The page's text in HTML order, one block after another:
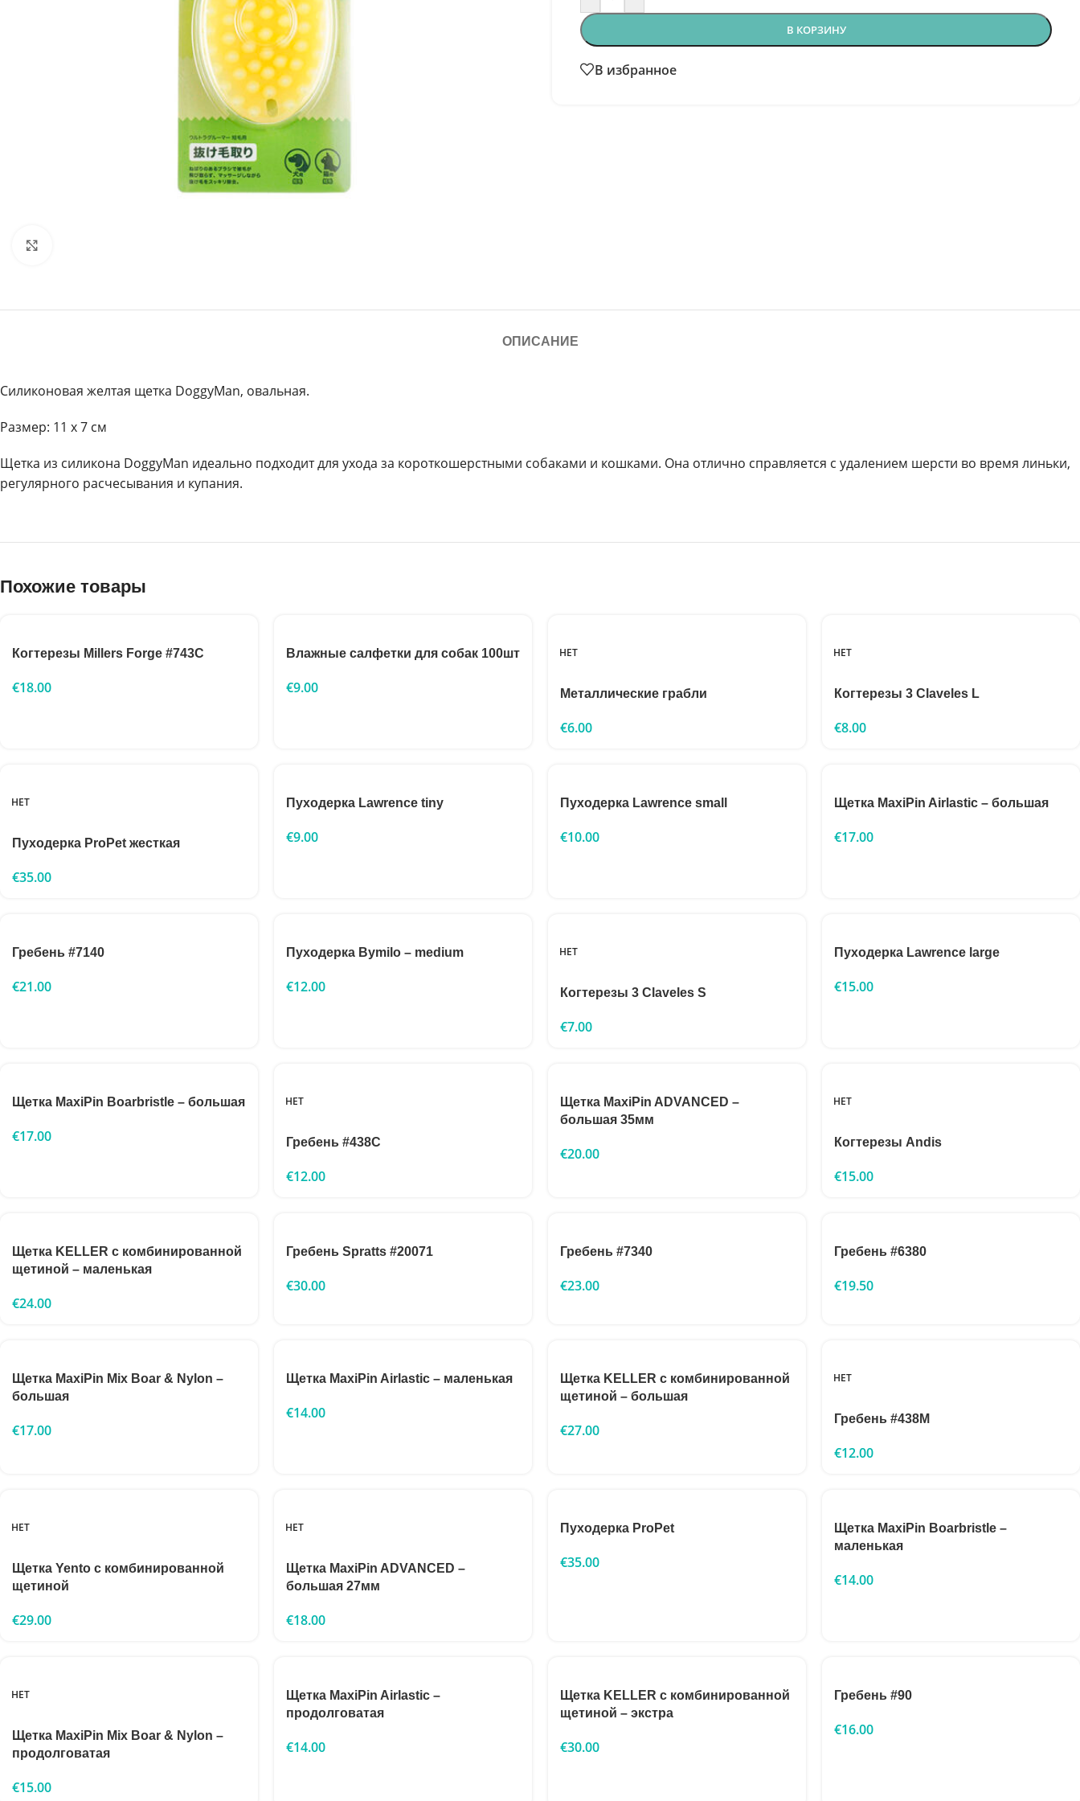
В КОРЗИНУ
В избранное
ОПИСАНИЕ
Силиконовая желтая щетка DoggyMan, овальная.
Размер: 11 x 7 см
Щетка из силикона DoggyMan идеально подходит для ухода за короткошерстными собаками и кошками. Она отлично справляется с удалением шерсти во время линьки,
регулярного расчесывания и купания.
Похожие товары
Когтерезы Millers Forge #743C
€18.00
Влажные салфетки для собак 100шт
€9.00
НЕТ
Металлические грабли
€6.00
НЕТ
Когтерезы 3 Claveles L
€8.00
НЕТ
Пуходерка ProPet жесткая
€35.00
Пуходерка Lawrence tiny
€9.00
Пуходерка Lawrence small
€10.00
Щетка MaxiPin Airlastic – большая
€17.00
Гребень #7140
€21.00
Пуходерка Bymilo – medium
€12.00
НЕТ
Когтерезы 3 Claveles S
€7.00
Пуходерка Lawrence large
€15.00
Щетка MaxiPin Boarbristle – большая
€17.00
НЕТ
Гребень #438C
€12.00
Щетка MaxiPin ADVANCED –
большая 35мм
€20.00
НЕТ
Когтерезы Andis
€15.00
Щетка KELLER с комбинированной
щетиной – маленькая
€24.00
Гребень Spratts #20071
€30.00
Гребень #7340
€23.00
Гребень #6380
€19.50
Щетка MaxiPin Mix Boar & Nylon –
большая
€17.00
Щетка MaxiPin Airlastic – маленькая
€14.00
Щетка KELLER с комбинированной
щетиной – большая
€27.00
НЕТ
Гребень #438M
€12.00
НЕТ
Щетка Yento с комбинированной
щетиной
€29.00
НЕТ
Щетка MaxiPin ADVANCED –
большая 27мм
€18.00
Пуходерка ProPet
€35.00
Щетка MaxiPin Boarbristle –
маленькая
€14.00
НЕТ
Щетка MaxiPin Mix Boar & Nylon –
продолговатая
€15.00
Щетка MaxiPin Airlastic –
продолговатая
€14.00
Щетка KELLER с комбинированной
щетиной – экстра
€30.00
Гребень #90
€16.00